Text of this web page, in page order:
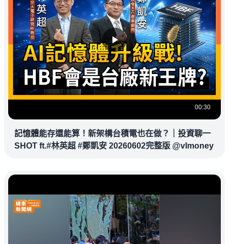
00:30
記憶體能存還能算！新架構台積電也在做？｜投資聊一
SHOT ft.#林英超 #鄭凱安 20260602完整版 @vlmoney